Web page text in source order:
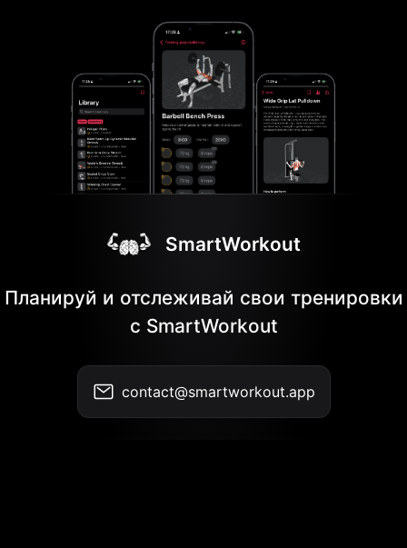
SmartWorkout
Планируй и отслеживай свои тренировки
с SmartWorkout
contact@smartworkout.app